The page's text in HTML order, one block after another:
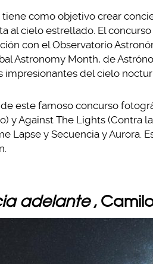
tiene como objetivo crear
al cielo estrellado. El
con el Observatorio
Astronomy Month, de
impresionantes del cielo
este famoso concurso
y Against The Lights (Contra
Lapse y Secuencia y Aurora.
adelante ,